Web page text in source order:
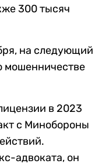
300 тысяч
на следующий
мошенничестве
в 2023
с Минобороны
адвоката, он